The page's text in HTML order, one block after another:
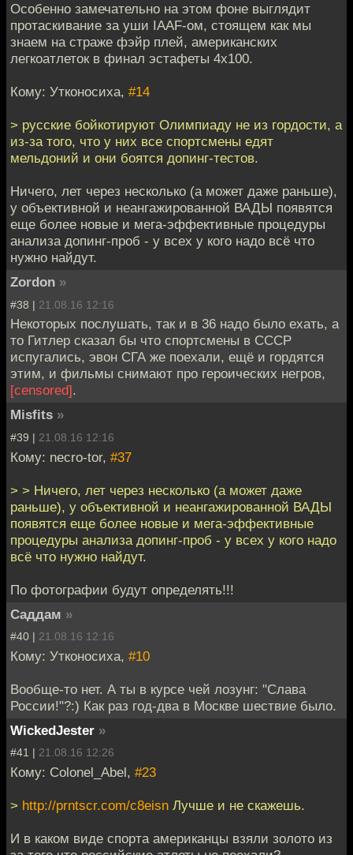
Особенно замечательно на этом фоне выглядит
протаскивание за уши IAAF-ом, стоящем как мы
знаем на страже фэйр плей, американских
легкоатлеток в финал эстафеты 4х100.
Кому: Утконосиха, #14
> русские бойкотируют Олимпиаду не из гордости, а
из-за того, что у них все спортсмены едят
мельдоний и они боятся допинг-тестов.
Ничего, лет через несколько (а может даже раньше),
у объективной и неангажированной ВАДЫ появятся
еще более новые и мега-эффективные процедуры
анализа допинг-проб - у всех у кого надо всё что
нужно найдут.
Zordon »
#38 | 21.08.16 12:16
Некоторых послушать, так и в 36 надо было ехать, а
то Гитлер сказал бы что спортсмены в СССР
испугались, эвон СГА же поехали, ещё и гордятся
этим, и фильмы снимают про героических негров,
[censored].
Misfits »
#39 | 21.08.16 12:16
Кому: necro-tor, #37
> > Ничего, лет через несколько (а может даже
раньше), у объективной и неангажированной ВАДЫ
появятся еще более новые и мега-эффективные
процедуры анализа допинг-проб - у всех у кого надо
всё что нужно найдут.
По фотографии будут определять!!!
Саддам »
#40 | 21.08.16 12:16
Кому: Утконосиха, #10
Вообще-то нет. А ты в курсе чей лозунг: "Слава
России!"?:) Как раз год-два в Москве шествие было.
WickedJester »
#41 | 21.08.16 12:26
Кому: Colonel_Abel, #23
> http://prntscr.com/c8eisn Лучше и не скажешь.
И в каком виде спорта американцы взяли золото из